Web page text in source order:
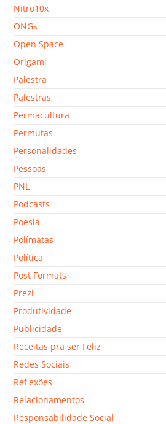
Nitro10x
ONGs
Open Space
Origami
Palestra
Palestras
Permacultura
Permutas
Personalidades
Pessoas
PNL
Podcasts
Poesia
Polímatas
Política
Post Formats
Prezi
Produtividade
Publicidade
Receitas pra ser Feliz
Redes Sociais
Reflexões
Relacionamentos
Responsabilidade Social